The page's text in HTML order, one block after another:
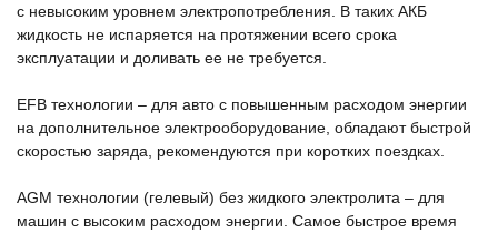
с невысоким уровнем электропотребления. В таких АКБ
жидкость не испаряется на протяжении всего срока
эксплуатации и доливать ее не требуется.
EFB технологии – для авто с повышенным расходом энергии
на дополнительное электрооборудование, обладают быстрой
скоростью заряда, рекомендуются при коротких поездках.
AGM технологии (гелевый) без жидкого электролита – для
машин с высоким расходом энергии. Самое быстрое время